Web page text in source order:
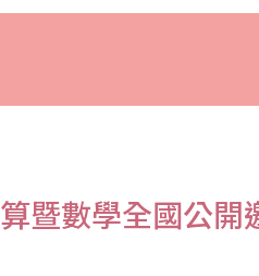
暨數學全國公開